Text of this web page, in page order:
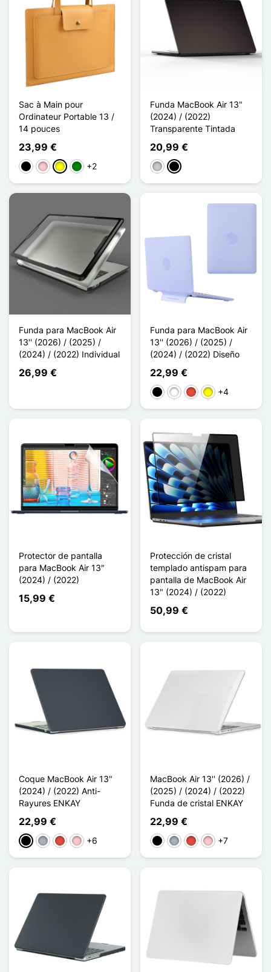
Sac à Main pour
Ordinateur Portable 13 /
14 pouces
23,99 €
NegroRosaAmarilloVerde
+2
Funda MacBook Air 13"
(2024) / (2022)
Transparente Tintada
20,99 €
Transparente
Noir Transparent
Funda para MacBook Air
13'' (2026) / (2025) /
(2024) / (2022) Individual
26,99 €
Funda para MacBook Air
13'' (2026) / (2025) /
(2024) / (2022) Diseño
22,99 €
NegroBlancoRojoAmarillo
+4
Protector de pantalla
para MacBook Air 13"
(2024) / (2022)
15,99 €
Protección de cristal
templado antispam para
pantalla de MacBook Air
13" (2024) / (2022)
50,99 €
Coque MacBook Air 13"
(2024) / (2022) Anti-
Rayures ENKAY
22,99 €
NegroGris RojoRosa+6
MacBook Air 13'' (2026) /
(2025) / (2024) / (2022)
Funda de cristal ENKAY
22,99 €
NegroGris RojoRosa+7